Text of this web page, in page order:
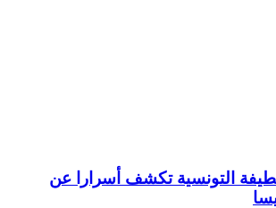
التونسية تكشف أسرارا عن